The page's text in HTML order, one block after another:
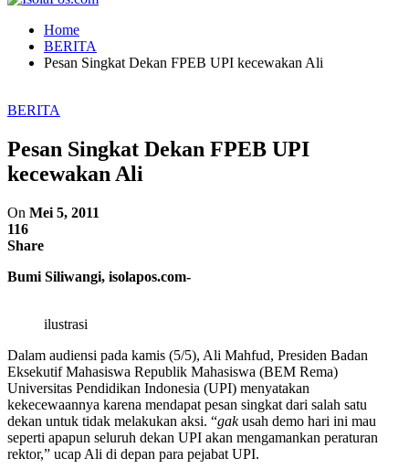
Home
BERITA
Pesan Singkat Dekan FPEB UPI kecewakan Ali
BERITA
Pesan Singkat Dekan FPEB UPI
kecewakan Ali
On Mei 5, 2011
116
Share
Bumi Siliwangi, isolapos.com-
ilustrasi
Dalam audiensi pada kamis (5/5), Ali Mahfud, Presiden Badan
Eksekutif Mahasiswa Republik Mahasiswa (BEM Rema)
Universitas Pendidikan Indonesia (UPI) menyatakan
kekecewaannya karena mendapat pesan singkat dari salah satu
dekan untuk tidak melakukan aksi. “gakusah demo hari ini mau
seperti apapun seluruh dekan UPI akan mengamankan peraturan
rektor,” ucap Ali di depan para pejabat UPI.